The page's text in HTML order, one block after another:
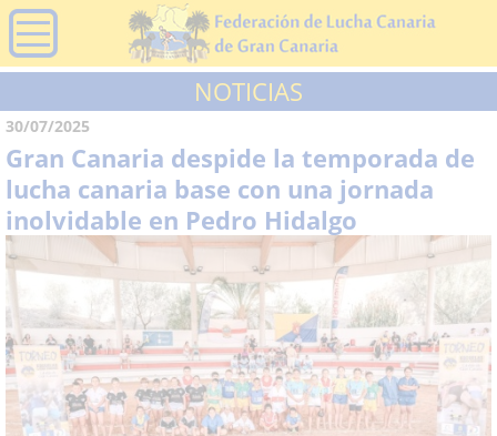
NOTICIAS
30/07/2025
Gran Canaria despide la temporada de
lucha canaria base con una jornada
inolvidable en Pedro Hidalgo